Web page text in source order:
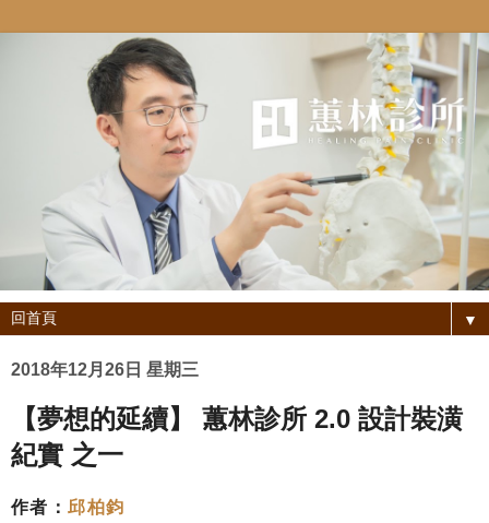
▼
2018年12月26日 星期三
【夢想的延續】 蕙林診所 2.0 設計裝潢
紀實 之一
作者：邱柏鈞